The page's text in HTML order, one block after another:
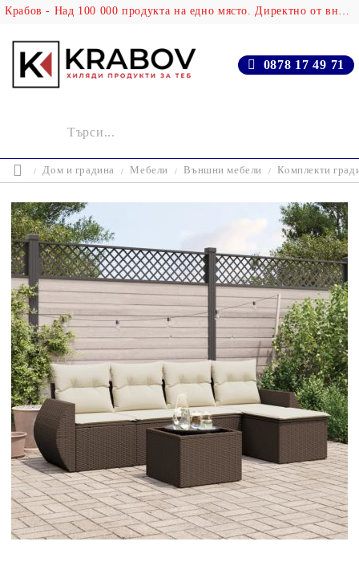
Крабов - Над 100 000 продукта на едно място. Директно от вносителя!
0878 17 49 71
Дом и градина Мебели Външни мебели Комплекти